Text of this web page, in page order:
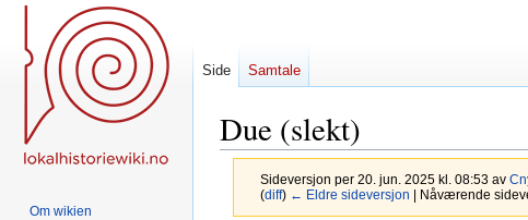
Due (slekt)
Sideversjon per 20. jun. 2025 kl. 08:53 av
(diff) ← Eldre sideversjon | Nåværende
Side Samtale
Om wikien